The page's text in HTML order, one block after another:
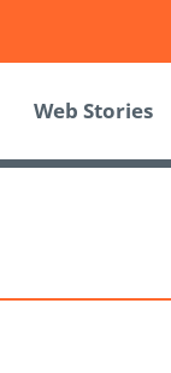
Web Stories